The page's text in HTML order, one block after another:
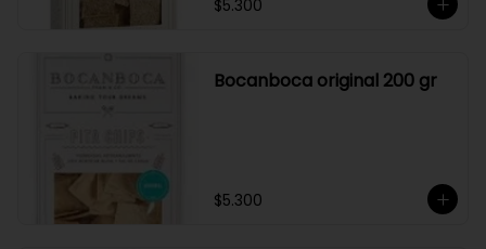
$5.300
Bocanboca original 200 gr
$5.300